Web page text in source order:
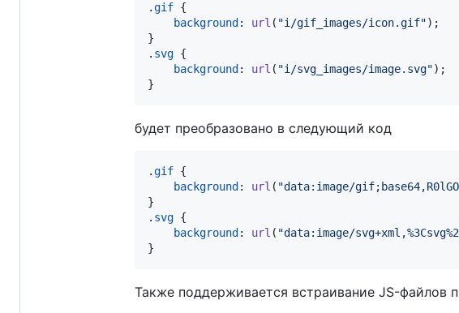
.gif {
background : url ( "i/gif_images/icon.gif");
}
. svg {
background : url ( "i/svg_images/image.svg");
}
будет преобразовано в следующий код
.gif {
background : url ( "data:image/
}
. svg {
background : url ( "data:image/
}
Также поддерживается встраивание JS-файлов